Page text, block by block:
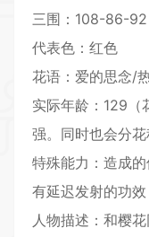
三围：108-86-92
代表色：红色
花语：爱的思念/
实际年龄：129（
强。同时也会分
特殊能力：造成
有延迟发射的功效
人物描述：和樱